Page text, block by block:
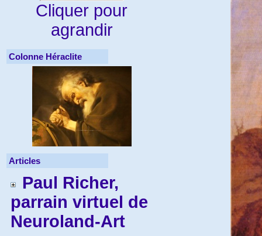
Cliquer pour
agrandir
Colonne Héraclite
Articles
Paul Richer,
parrain virtuel de
Neuroland-Art